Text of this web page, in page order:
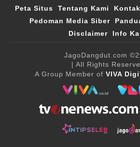
Peta Situs Tentang Kami
Pedoman Media Siber
Disclaimer
Info
JagoDangdut.com
| All Rights
A Group Member of VIVA